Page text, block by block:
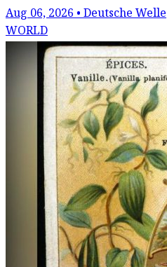
Aug 06, 2026 • Deutsche Welle
WORLD